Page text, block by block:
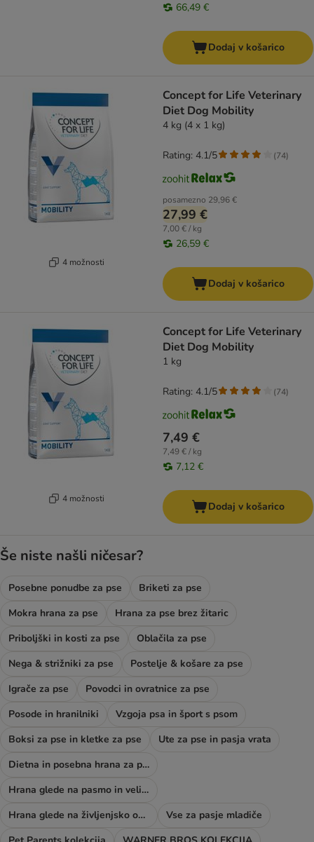
66,49 €
Dodaj v košarico
4 možnosti
Concept for Life Veterinary
Diet Dog Mobility
4 kg (4 x 1 kg)
posamezno 29,96 €
27,99 €
7,00 € / kg
26,59 €
Rating: 4.1/5 (74)
Dodaj v košarico
4 možnosti
Concept for Life Veterinary
Diet Dog Mobility
1 kg
7,49 €
7,49 € / kg
7,12 €
Rating: 4.1/5 (74)
Dodaj v košarico
Še niste našli ničesar?
Posebne ponudbe za pse
Briketi za pse
Mokra hrana za pse
Hrana za pse brez žitaric
Priboljški in kosti za pse
Oblačila za pse
Nega & strižniki za pse
Postelje & košare za pse
Igrače za pse
Povodci in ovratnice za pse
Posode in hranilniki
Vzgoja psa in šport s psom
Boksi za pse in kletke za pse
Ute za pse in pasja vrata
Dietna in posebna hrana za pse
Hrana glede na pasmo in velikost psa
Hrana glede na življenjsko obdobje psa
Vse za pasje mladiče